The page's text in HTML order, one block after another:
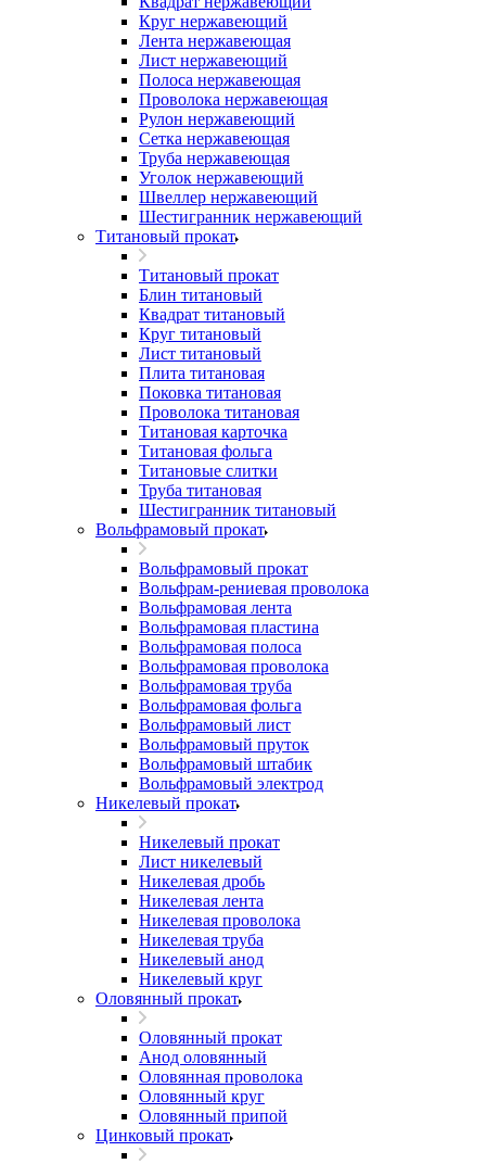
Круг нержавеющий
Лента нержавеющая
Лист нержавеющий
Полоса нержавеющая
Проволока нержавеющая
Рулон нержавеющий
Сетка нержавеющая
Труба нержавеющая
Уголок нержавеющий
Швеллер нержавеющий
Шестигранник нержавеющий
Титановый прокат
Титановый прокат
Блин титановый
Квадрат титановый
Круг титановый
Лист титановый
Плита титановая
Поковка титановая
Проволока титановая
Титановая карточка
Титановая фольга
Титановые слитки
Труба титановая
Шестигранник титановый
Вольфрамовый прокат
Вольфрамовый прокат
Вольфрам-рениевая проволока
Вольфрамовая лента
Вольфрамовая пластина
Вольфрамовая полоса
Вольфрамовая проволока
Вольфрамовая труба
Вольфрамовая фольга
Вольфрамовый лист
Вольфрамовый пруток
Вольфрамовый штабик
Вольфрамовый электрод
Никелевый прокат
Никелевый прокат
Лист никелевый
Никелевая дробь
Никелевая лента
Никелевая проволока
Никелевая труба
Никелевый анод
Никелевый круг
Оловянный прокат
Оловянный прокат
Анод оловянный
Оловянная проволока
Оловянный круг
Оловянный припой
Цинковый прокат